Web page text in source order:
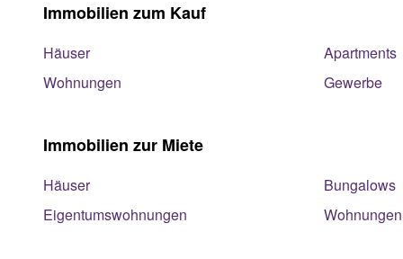
Immobilien zum Kauf
Häuser
Apartments
Wohnungen
Gewerbe
Immobilien zur Miete
Häuser
Bungalows
Eigentumswohnungen
Wohnungen